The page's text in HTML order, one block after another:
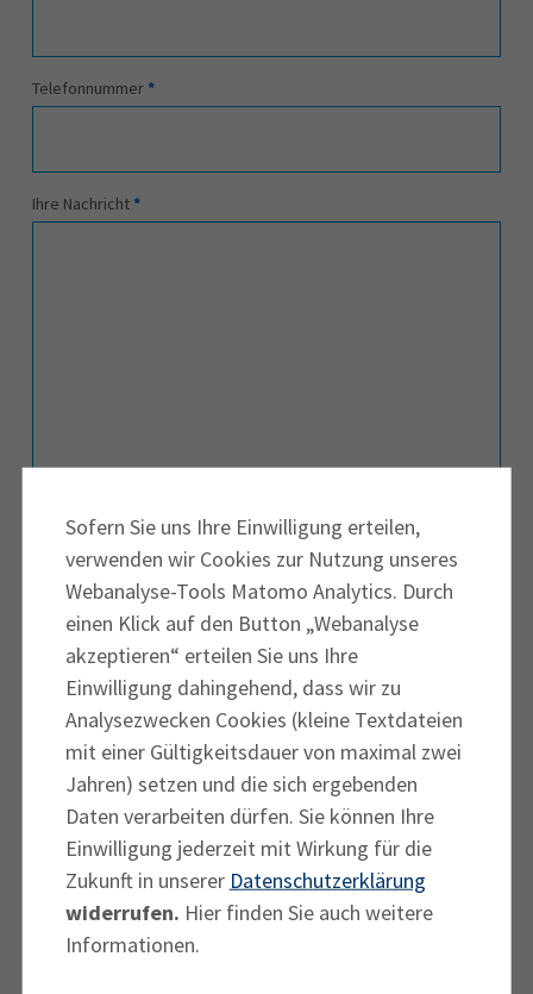
Sofern Sie uns Ihre Einwilligung erteilen,
verwenden wir Cookies zur Nutzung unseres
Webanalyse-Tools Matomo Analytics. Durch
einen Klick auf den Button „Webanalyse
akzeptieren“ erteilen Sie uns Ihre
Einwilligung dahingehend, dass wir zu
Analysezwecken Cookies (kleine Textdateien
mit einer Gültigkeitsdauer von maximal zwei
Jahren) setzen und die sich ergebenden
Daten verarbeiten dürfen. Sie können Ihre
Einwilligung jederzeit mit Wirkung für die
Zukunft in unserer Datenschutzerklärung
widerrufen. Hier finden Sie auch weitere
Informationen.
Telefonnummer *
Ihre Nachricht *
Anti-Roboter-Verifizierung
Hier klicken
Friendly Captcha ⇗
Einwilligung Datenschutzerklärung
Einwilligung Datenschutzerklärung*